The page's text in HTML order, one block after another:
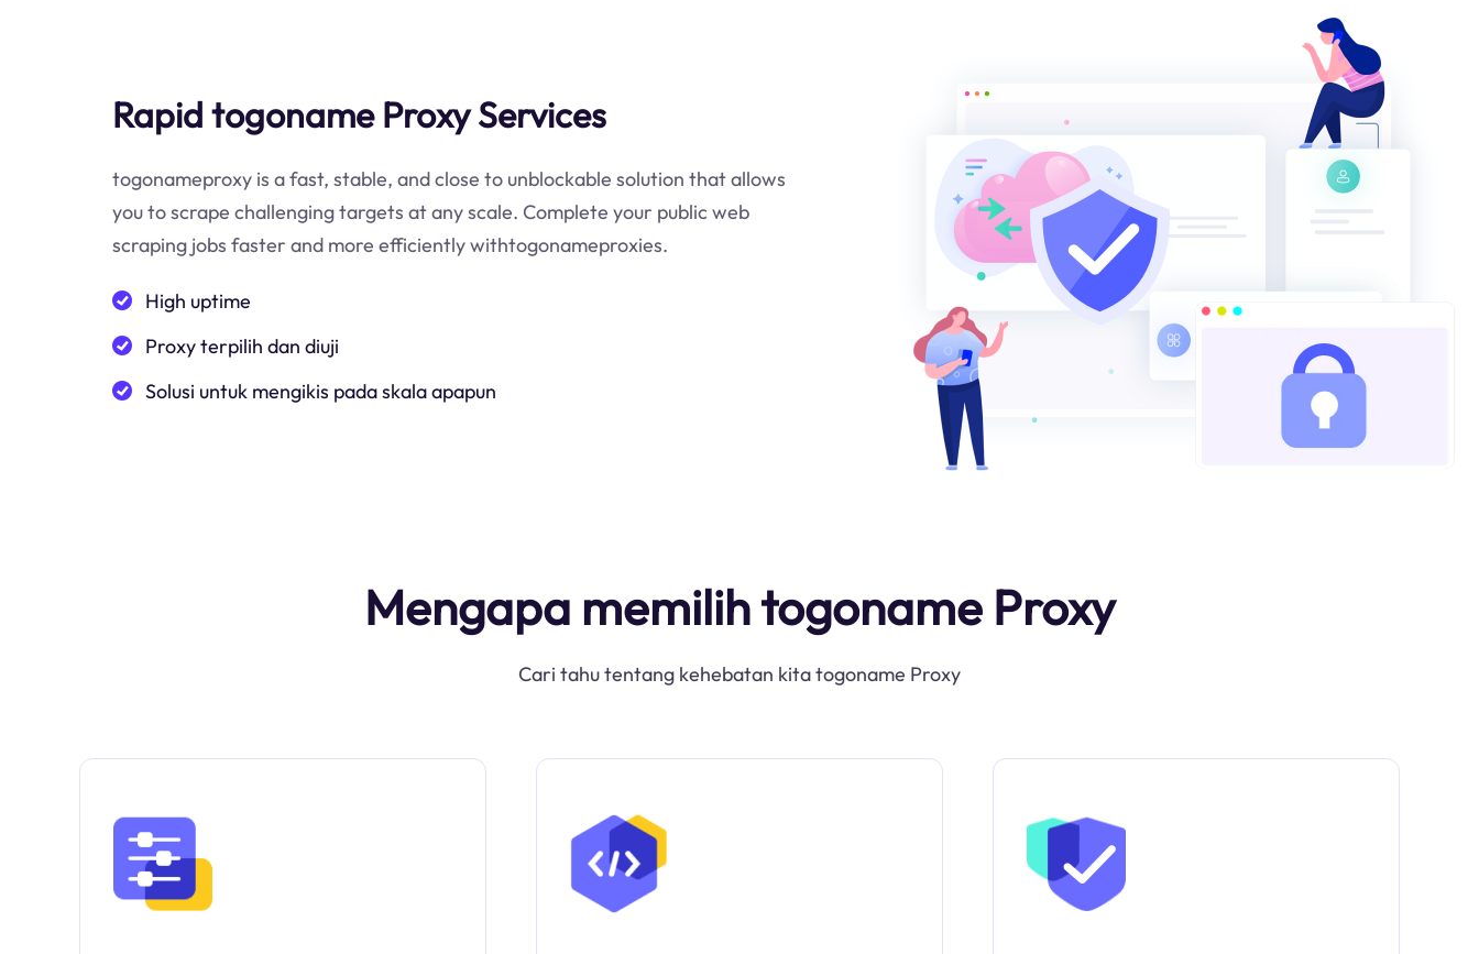
Rapid togoname Proxy Services
togonameproxy is a fast, stable, and close to unblockable solution that allows
you to scrape challenging targets at any scale. Complete your public web
scraping jobs faster and more efficiently withtogonameproxies.
High uptime
Proxy terpilih dan diuji
Solusi untuk mengikis pada skala apapun
Mengapa memilih togoname Proxy
Cari tahu tentang kehebatan kita togoname Proxy